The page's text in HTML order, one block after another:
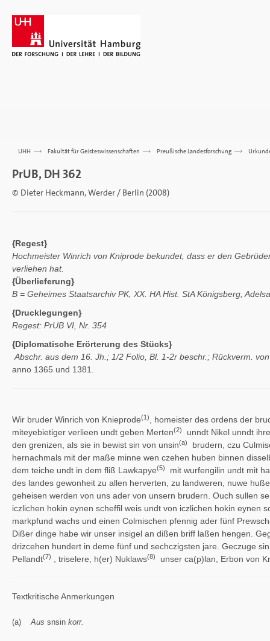
UHH >>> Fakultät für Geisteswissenschaften >>> Preußische Landesforschung >>>
PrUB, DH 362
© Dieter Heckmann, Werder / Berlin (2008)
{Regest}
Hochmeister Winrich von Kniprode bekundet, dass er den
verliehen hat.
{Überlieferung}
B = Geheimes Staatsarchiv PK, XX. HA Hist. StA Königsberg,
{Drucklegungen}
Regest: PrUB VI, Nr. 354
{Diplomatische Erörterung des Stücks}
Abschr. aus dem 16. Jh.; 1/2 Folio, Bl. 1-2r beschr.; Rückverm.
anno 1365 und 1381.
Wir bruder Winrich von Knieprode(1)
, homeister des ordens der
miteyebietiger verlieen undt geben Merten(2)
unndt Nikel unndt
den grenizen, als sie in bewist sin von unsin(a)
brudern, czu
hernachmals mit der maße minne wen czehen huben binnen
dem teiche undt in dem fliß Lawkapye(5)
mit wurfengilin undt mit
des landes gewonheit zu allen herverten, zu landweren, nuwe
geheisen werden von uns ader von unsern brudern. Ouch sullen
iczlichen hokin eynen scheffil weis undt von iczlichen hokin eynen
markpfund wachs und einen Colmischen pfennig ader fünf
Dißer dinge habe wir unser insigel an dißen briff laßen hengen.
drizcehen hundert in deme fünf und sechczigsten jare. Geczuge
Pellandt(7) , triselere, h(er) Nuklaws(8) unser ca(p)lan, Erbon von
Textkritische Anmerkungen
(a)Aus snsin korr.